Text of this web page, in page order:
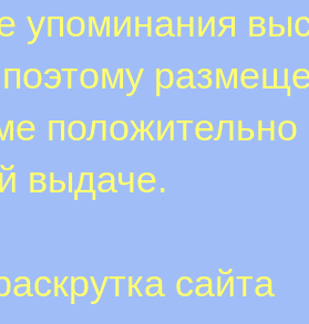
упоминания
положительно
выдаче.
сайта